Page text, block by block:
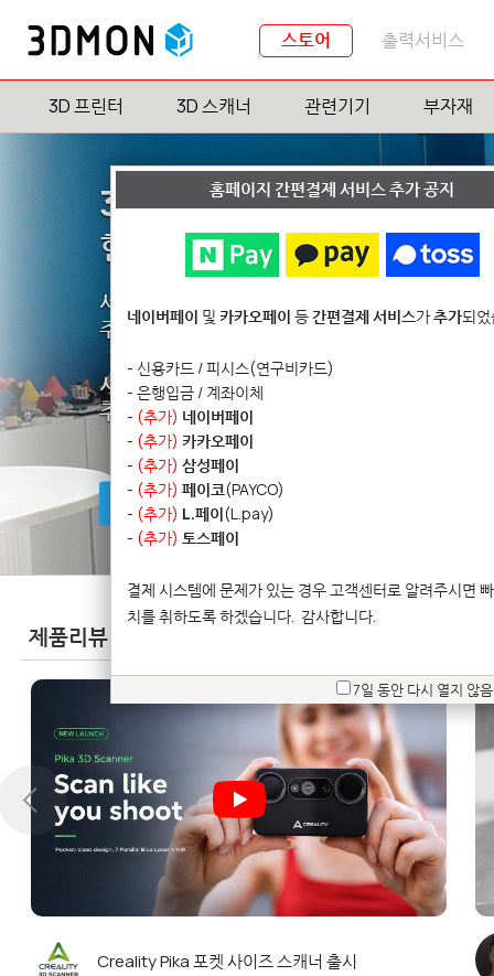
스토어 출력서비스
3D 프린터 3D 스캐너 관련기기 부자재
3D몬 쇼룸(Showroom)
현장 카드결제 가능
서울 지하철 8호선 문정역 10분 거리
주차가능 (2시간 무료)
시간: 평일 10~12pm, 1~5pm (방문 전 예약
주소: 서울 송파구 법원로11길 25
H비지니스파크 B동 512호
방문예약문의
제품리뷰
Creality Pika 포켓 사이즈 스캐너 출시
홈페이지 간편결제 서비스 추가 공지
네이버페이 및 카카오페이 등간편결제 서비스가추가되
- 신용카드 / 피시스(연구비카드)
- 은행입금 / 계좌이체
- (추가) 네이버페이
- (추가) 카카오페이
- (추가) 삼성페이
- (추가) 페이코(PAYCO)
- (추가) L.페이(L.pay)
- (추가) 토스페이
결제 시스템에 문제가 있는 경우 고객센터로 알려주시면
치를 취하도록 하겠습니다. 감사합니다.
7일 동안 다시 열지 않음